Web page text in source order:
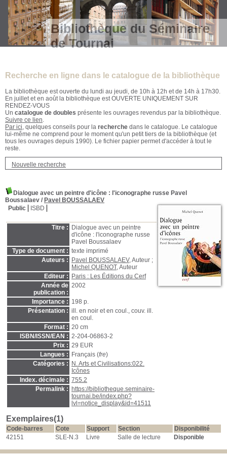
Bibliothèque du Séminaire
de Tournai
Recherche en ligne dans le catalogue de la bibliothèque
La bibliothèque est ouverte du lundi au jeudi, de 10h à 12h et de 14h à 17h30.
En juillet et en août la bibliothèque est OUVERTE UNIQUEMENT SUR
RENDEZ-VOUS
Un catalogue de doubles présente les ouvrages revendus par la bibliothèque.
Suivre ce lien.
Par ici, quelques conseils pour la recherche dans le catalogue. Le catalogue
lui-même ne comprend pour le moment qu'un petit tiers de la bibliothèque (et
tous les ouvrages depuis 1990). Le fichier papier permet d'accéder à tout le
reste.
Nouvelle recherche
Dialogue avec un peintre d'icône : l'iconographe russe Pavel
Boussalaev / Pavel BOUSSALAEV
Public
ISBD
Titre :
Dialogue avec un peintre
d'icône : l'iconographe russe
Pavel Boussalaev
Type de document : texte imprimé
Auteurs :
Pavel BOUSSALAEV, Auteur ;
Michel QUENOT, Auteur
Editeur :
Paris : Les Éditions du Cerf
Année de
publication :
2002
Importance : 198 p.
Présentation : ill. en noir et en coul., couv. ill.
en coul.
Format : 20 cm
ISBN/ISSN/EAN : 2-204-06863-2
Prix : 29 EUR
Langues :
Français (fre)
Catégories :
N. Arts et Civilisations:022.
Icônes
Index. décimale : 755.2
Permalink :
https://bibliotheque.seminaire-
tournai.be/index.php?
lvl=notice_display&id=41511
Exemplaires(1)
Code-barres Cote Support Section
Disponibilité
42151
SLE-N.3 Livre Salle de lecture Disponible